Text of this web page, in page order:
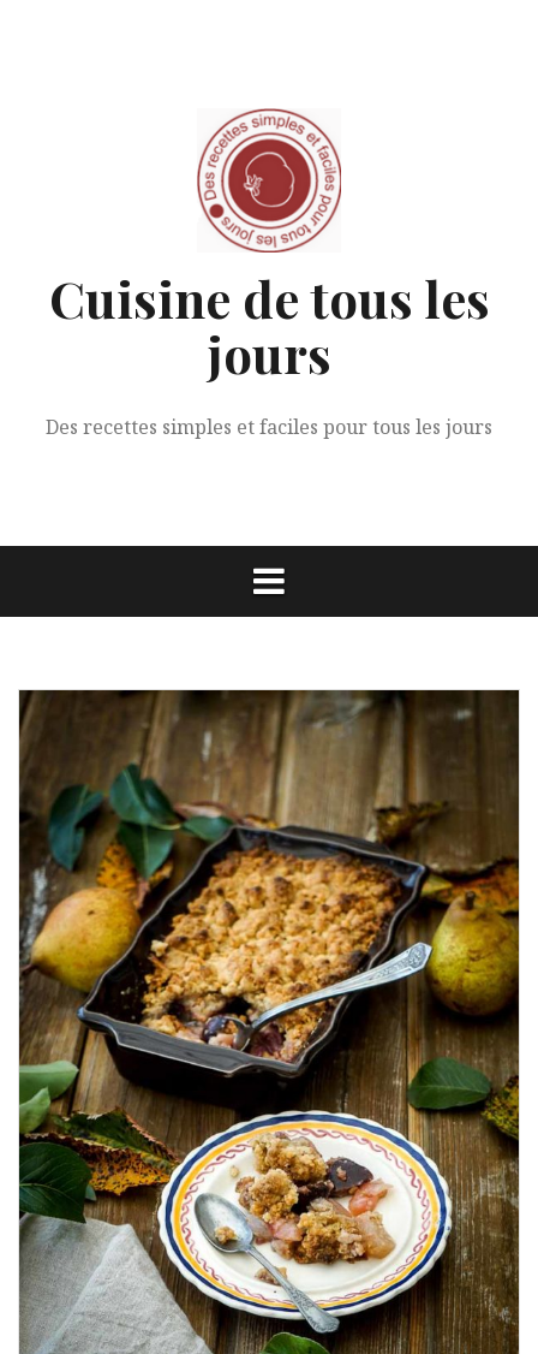
Cuisine de tous les
jours
Des recettes simples et faciles pour tous les jours